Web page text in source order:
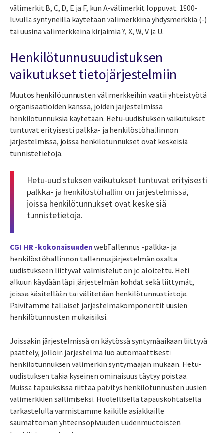
välimerkit B, C, D, E ja F, kun A-välimerkit loppuvat. 1900-
luvulla syntyneillä käytetään välimerkkinä yhdysmerkkiä (-)
tai uusina välimerkkeinä kirjaimia Y, X, W, V ja U.
Henkilötunnusuudistuksen
vaikutukset tietojärjestelmiin
Muutos henkilötunnusten välimerkkeihin vaatii yhteistyötä
organisaatioiden kanssa, joiden järjestelmissä
henkilötunnuksia käytetään. Hetu-uudistuksen vaikutukset
tuntuvat erityisesti palkka- ja henkilöstöhallinnon
järjestelmissä, joissa henkilötunnukset ovat keskeisiä
tunnistetietoja.
Hetu-uudistuksen vaikutukset tuntuvat erityisesti
palkka- ja henkilöstöhallinnon järjestelmissä,
joissa henkilötunnukset ovat keskeisiä
tunnistetietoja.
CGI HR -kokonaisuuden webTallennus -palkka- ja
henkilöstöhallinnon tallennusjärjestelmän osalta
uudistukseen liittyvät valmistelut on jo aloitettu. Heti
alkuun käydään läpi järjestelmän kohdat sekä liittymät,
joissa käsitellään tai välitetään henkilötunnustietoja.
Päivitämme tällaiset järjestelmäkomponentit uusien
henkilötunnusten mukaisiksi.
Joissakin järjestelmissä on käytössä syntymäaikaan liittyvä
päättely, jolloin järjestelmä luo automaattisesti
henkilötunnuksen välimerkin syntymäajan mukaan. Hetu-
uudistuksen takia kyseinen ominaisuus täytyy poistaa.
Muissa tapauksissa riittää päivitys henkilötunnusten uusien
välimerkkien sallimiseksi. Huolellisella tapauskohtaisella
tarkastelulla varmistamme kaikille asiakkaille
saumattoman yhteensopivuuden uudenmuotoisten